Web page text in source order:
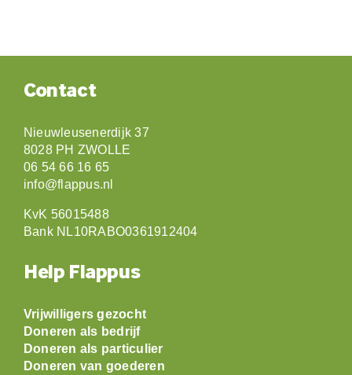
Contact
Nieuwleusenerdijk 37
8028 PH ZWOLLE
06 54 66 16 65
info@flappus.nl
KvK 56015488
Bank NL10RABO0361912404
Help Flappus
Vrijwilligers gezocht
Doneren als bedrijf
Doneren als particulier
Doneren van goederen